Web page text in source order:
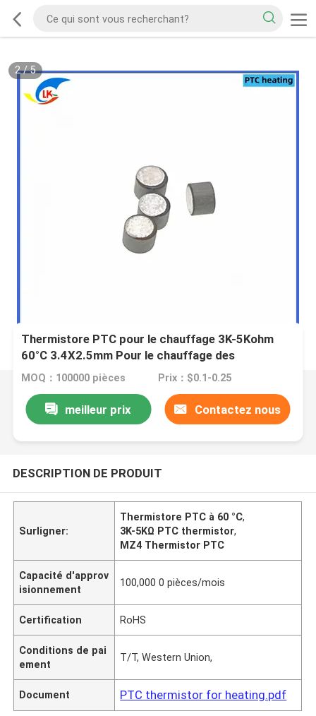
2/5
Thermistore PTC pour le chauffage 3K-5Kohm
60°C 3.4X2.5mm Pour le chauffage des
automobiles
MOQ：100000 pièces Prix：$0.1-0.25
meilleur prix Contactez nous
DESCRIPTION DE PRODUIT
Surligner:
Thermistore PTC à 60 °C,
3K-5KΩ PTC thermistor,
MZ4 Thermistor PTC
Capacité d'approv
isionnement
100,000 0 pièces/mois
Certification RoHS
Conditions de pai
ement
T/T, Western Union,
Document PTC thermistor for heating.pdf